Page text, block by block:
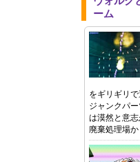
ーム
をギリギリ
ジャンクパ
は漠然と意
廃棄処理場